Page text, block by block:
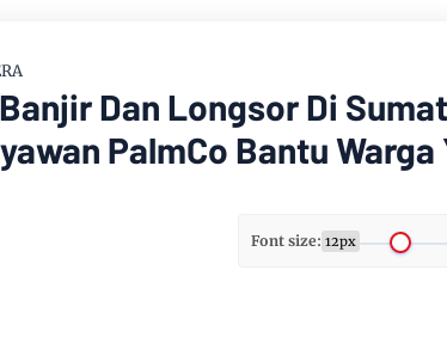
Dan Longsor Di
PalmCo Bantu Warga
Font size: 12px